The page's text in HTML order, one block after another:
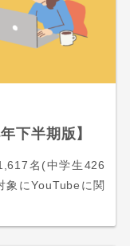
下半期版】
名(中学生426
にYouTubeに関